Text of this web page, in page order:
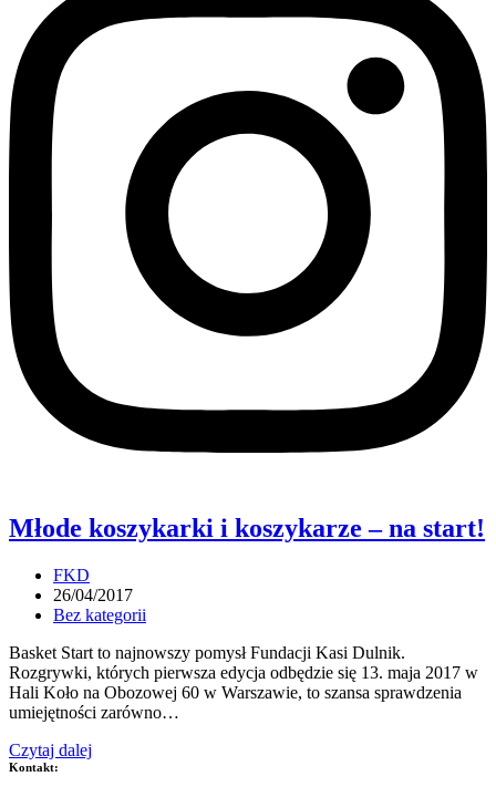
Młode koszykarki i koszykarze – na start!
Post
author:
FKD
Post
published:
26/04/2017
Post
Bez kategorii
Basket Start to najnowszy pomysł Fundacji Kasi Dulnik.
Rozgrywki, których pierwsza edycja odbędzie się 13. maja 2017 w
Hali Koło na Obozowej 60 w Warszawie, to szansa sprawdzenia
umiejętności zarówno…
Czytaj dalej
Kontakt: